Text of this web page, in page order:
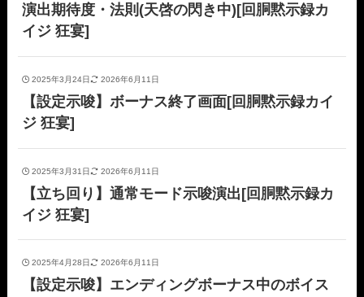
演出期待度・法則(天啓の閃き中)[回胴黙示録カ
イジ 狂宴]
2025年3月24日 2026年6月11日
【設定示唆】ボーナス終了画面[回胴黙示録カイ
ジ 狂宴]
2025年3月31日 2026年6月11日
【立ち回り】通常モード示唆演出[回胴黙示録カ
イジ 狂宴]
2025年4月28日 2026年6月11日
【設定示唆】エンディングボーナス中のボイス